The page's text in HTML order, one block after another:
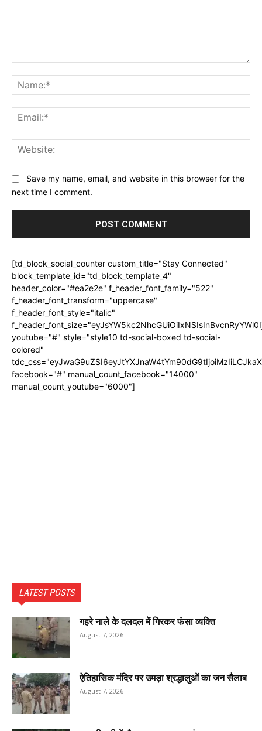
Save my name, email, and website in this browser for the
next time I comment.
[td_block_social_counter custom_title="Stay Connected"
block_template_id="td_block_template_4"
header_color="#ea2e2e" f_header_font_family="522"
f_header_font_transform="uppercase"
f_header_font_style="italic"
youtube="#" style="style10 td-social-boxed td-social-
colored"
facebook="#" manual_count_facebook="14000"
manual_count_youtube="6000"]
LATEST POSTS
गहरे नाले के दलदल में गिरकर फंसा व्यक्ति
August 7, 2026
ऐतिहासिक मंदिर पर उमड़ा श्रद्धालुओं का जन सैलाब
August 7, 2026